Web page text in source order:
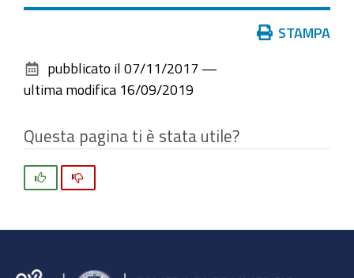
documento
STAMPA
pubblicato il 07/11/2017 —
ultima modifica 16/09/2019
Questa pagina ti è stata utile?